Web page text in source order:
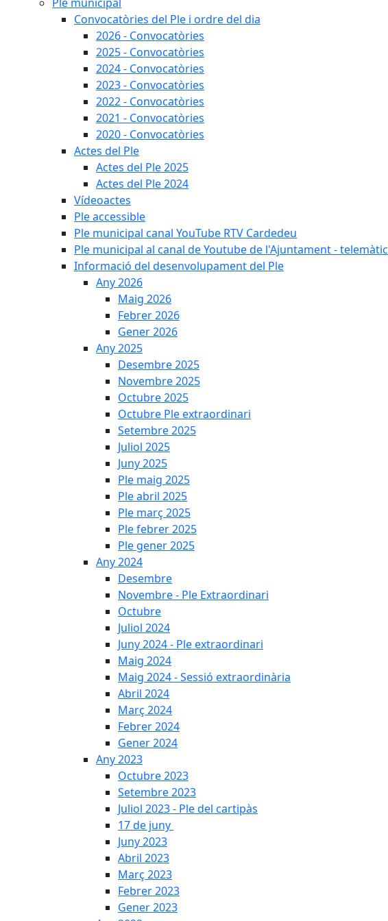
Convocatòries del Ple i ordre del dia
2026 - Convocatòries
2025 - Convocatòries
2024 - Convocatòries
2023 - Convocatòries
2022 - Convocatòries
2021 - Convocatòries
2020 - Convocatòries
Actes del Ple
Actes del Ple 2025
Actes del Ple 2024
Vídeoactes
Ple accessible
Ple municipal canal YouTube RTV Cardedeu
Ple municipal al canal de Youtube de l'Ajuntament -
Informació del desenvolupament del Ple
Any 2026
Maig 2026
Febrer 2026
Gener 2026
Any 2025
Desembre 2025
Novembre 2025
Octubre 2025
Octubre Ple extraordinari
Setembre 2025
Juliol 2025
Juny 2025
Ple maig 2025
Ple abril 2025
Ple març 2025
Ple febrer 2025
Ple gener 2025
Any 2024
Desembre
Novembre - Ple Extraordinari
Octubre
Juliol 2024
Juny 2024 - Ple extraordinari
Maig 2024
Maig 2024 - Sessió extraordinària
Abril 2024
Març 2024
Febrer 2024
Gener 2024
Any 2023
Octubre 2023
Setembre 2023
Juliol 2023 - Ple del cartipàs
17 de juny
Juny 2023
Abril 2023
Març 2023
Febrer 2023
Gener 2023